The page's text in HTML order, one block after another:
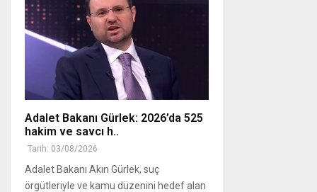
Adalet Bakanı Gürlek: 2026’da 525
hakim ve savcı h..
Tarih: 03/08/2026
Adalet Bakanı Akın Gürlek, suç
örgütleriyle ve kamu düzenini hedef alan